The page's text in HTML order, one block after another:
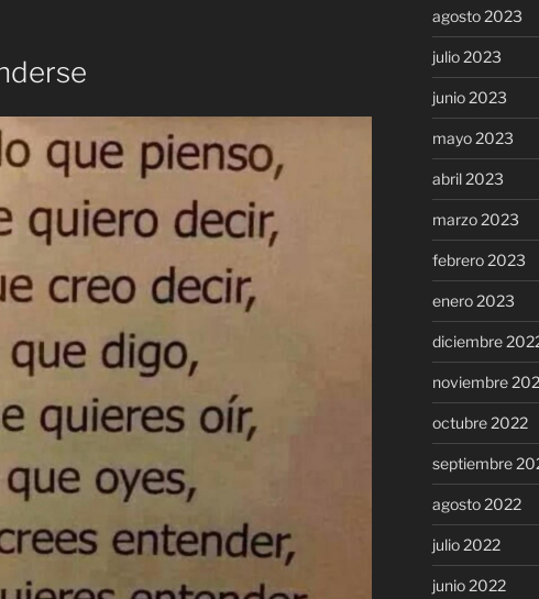
agosto 2023
julio 2023
junio 2023
mayo 2023
abril 2023
marzo 2023
febrero 2023
enero 2023
diciembre
noviembre
octubre 2022
septiembre
agosto 2022
julio 2022
junio 2022